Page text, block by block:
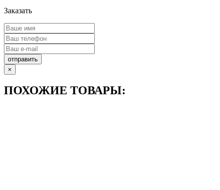
Заказать
отправить
×
ПОХОЖИЕ ТОВАРЫ: